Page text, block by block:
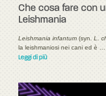
Che cosa fare con
Leishmania
Leishmania infantum (syn. L.
la leishmaniosi nei cani ed è …
Leggi di più